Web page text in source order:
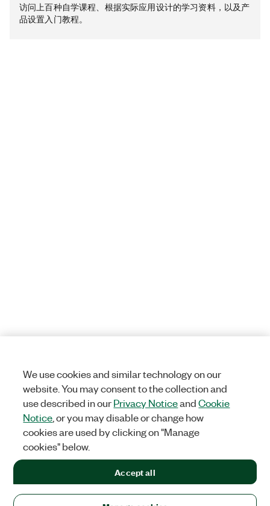
访问上百种自学课程、根据实际应用设计的学习资料，以及产
品设置入门教程。
We use cookies and similar technology on our
website. You may consent to the collection and
use described in ourPrivacy NoticeandCookie
Notice , or you may disable or change how
cookies are used by clicking on "Manage
cookies" below.
Accept all